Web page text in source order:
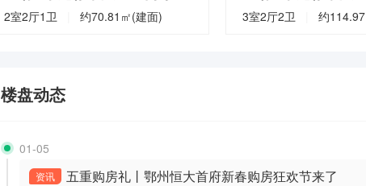
2室2厅1卫 约70.81 ㎡(建面) 3室2厅2卫 约114.97
楼盘动态
01-05
资讯 五重购房礼丨鄂州恒大首府新春购房狂欢节来了